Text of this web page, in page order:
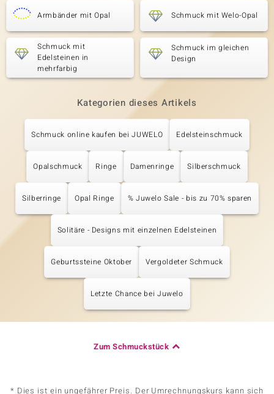
Armbänder mit Opal Schmuck mit Welo-Opal
Schmuck mit
Edelsteinen in
mehrfarbig
Schmuck im gleichen
Design
Kategorien dieses Artikels
Schmuck online kaufen bei JUWELO Edelsteinschmuck
Opalschmuck Ringe Damenringe Silberschmuck
Silberringe Opal Ringe % Juwelo Sale - bis zu 70% sparen
Solitäre - Designs mit einzelnen Edelsteinen
Geburtssteine Oktober Vergoldeter Schmuck
Letzte Chance bei Juwelo
Zum Schmuckstück
* Dies ist ein ungefährer Preis. Der Umrechnungskurs kann sich